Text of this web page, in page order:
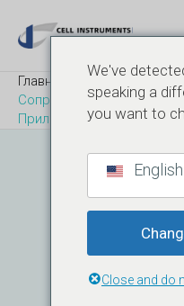
содержимому
Главная
Блог
Сопротивление
Приложение C1
ISO 11040-
navigation
We've
speaking a
you want to
English
Close and do